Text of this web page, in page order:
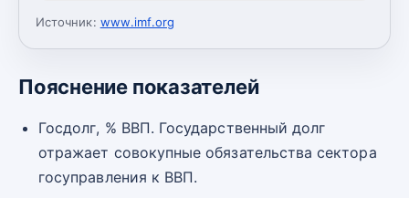
Источник: www.imf.org
Пояснение показателей
Госдолг, % ВВП. Государственный долг
отражает совокупные обязательства сектора
госуправления к ВВП.